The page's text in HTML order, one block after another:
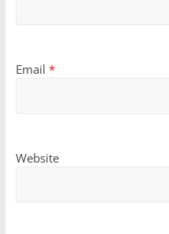
Email *
Website